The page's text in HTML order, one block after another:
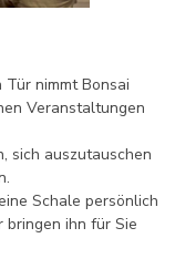
nimmt Bonsai
Veranstaltungen
sich auszutauschen
Schale persönlich
bringen ihn für Sie